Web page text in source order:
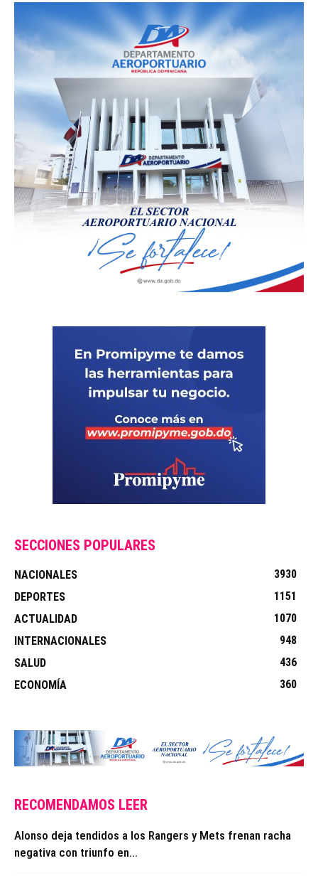
SECCIONES POPULARES
NACIONALES
3930
DEPORTES
1151
ACTUALIDAD
1070
INTERNACIONALES
948
SALUD
436
ECONOMÍA
360
RECOMENDAMOS LEER
Alonso deja tendidos a los Rangers y Mets frenan racha
negativa con triunfo en...